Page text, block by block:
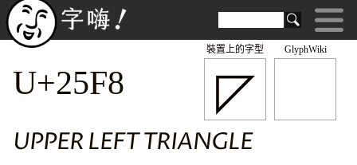
GlyphWiki
◸
裝置上的字型
U+25F8
UPPER LEFT TRIANGLE